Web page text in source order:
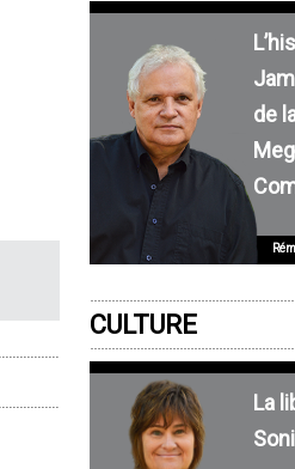
de
CULTURE
La